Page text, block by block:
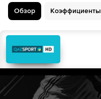
Yegor Khvalko
Валерий Громыко
Артем Концевой
68´
Обзор Коэффициенты